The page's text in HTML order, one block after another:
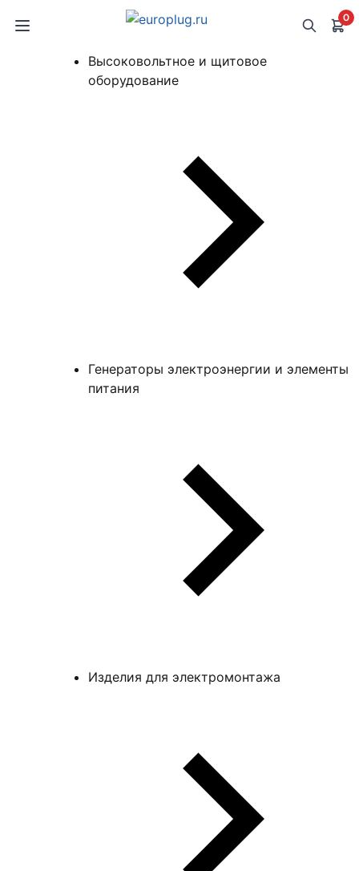
0
Высоковольтное и щитовое
оборудование
Генераторы электроэнергии и элементы
питания
Изделия для электромонтажа